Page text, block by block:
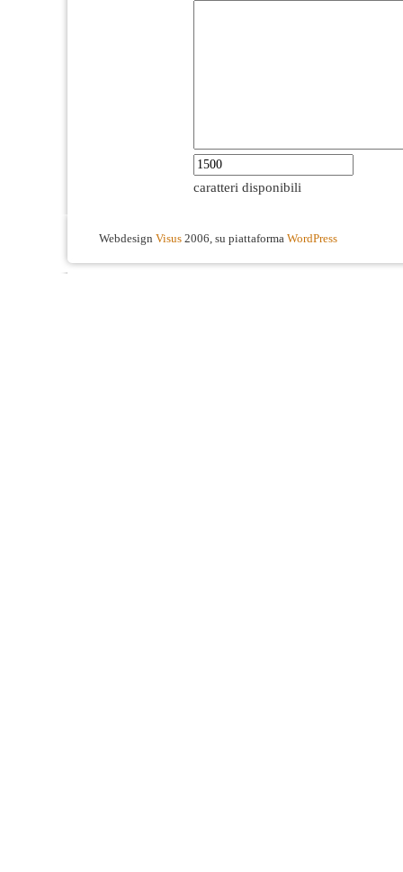
caratteri disponibili
Webdesign Visus 2006, su piattaforma WordPress